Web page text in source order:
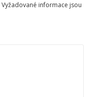
Vyžadované informace jsou